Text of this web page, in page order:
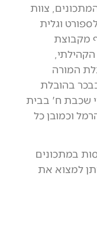
צוות
וגלית
מקבוצת
המורה
בהובלת
שכבת ח' בבית
וכמובן כל
במתכונים
למצוא את